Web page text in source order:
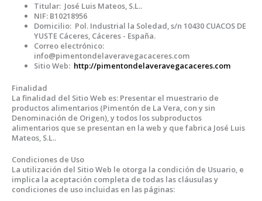
Titular:José Luis Mateos, S.L..
NIF:B10218956
Domicilio:Pol. Industrial la Soledad, s/n 10430 CUACOS DE
YUSTE Cáceres, Cáceres - España.
Correo electrónico:
info@pimentondelaveravegacaceres.com
Sitio Web: http://pimentondelaveravegacaceres.com
Finalidad
La finalidad del Sitio Web es: Presentar el muestrario de
productos alimentarios (Pimentón de La Vera, con y sin
Denominación de Origen), y todos los subproductos
alimentarios que se presentan en la web y que fabrica José Luis
Mateos, S.L..
Condiciones de Uso
La utilización del Sitio Web le otorga la condición de Usuario, e
implica la aceptación completa de todas las cláusulas y
condiciones de uso incluidas en las páginas: